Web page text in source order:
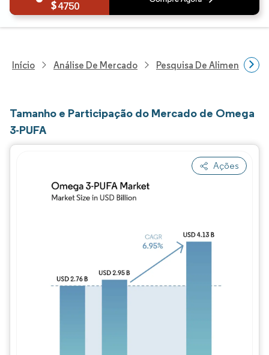
4750
Início Análise De Mercado Pesquisa De Alimentos E
Tamanho e Participação do Mercado de Omega
3-PUFA
Ações